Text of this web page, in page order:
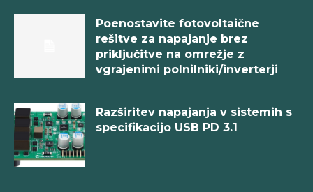
Poenostavite fotovoltaične
rešitve za napajanje brez
priključitve na omrežje z
vgrajenimi polnilniki/inverterji
Razširitev napajanja v sistemih s
specifikacijo USB PD 3.1